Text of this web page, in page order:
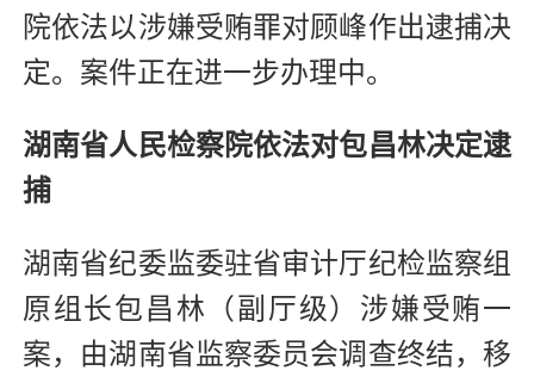
院依法以涉嫌受贿罪对顾峰作出逮捕决
定。案件正在进一步办理中。
湖南省人民检察院依法对包昌林决定逮
捕
湖南省纪委监委驻省审计厅纪检监察组
原组长包昌林（副厅级）涉嫌受贿一
案，由湖南省监察委员会调查终结，移